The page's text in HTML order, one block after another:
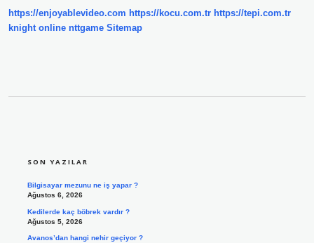
40
https://enjoyablevideo.com https://kocu.com.tr https://tepi.com.tr
knight online nttgame Sitemap
SON YAZILAR
Bilgisayar mezunu ne iş yapar ?
Ağustos 6, 2026
Kedilerde kaç böbrek vardır ?
Ağustos 5, 2026
Avanos’dan hangi nehir geçiyor ?